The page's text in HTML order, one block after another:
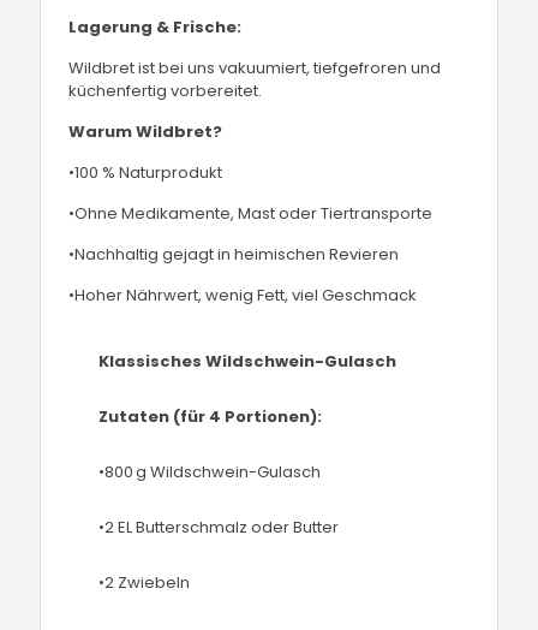
Lagerung & Frische:
Wildbret ist bei uns vakuumiert, tiefgefroren und
küchenfertig vorbereitet.
Warum Wildbret?
•100 % Naturprodukt
•Ohne Medikamente, Mast oder Tiertransporte
•Nachhaltig gejagt in heimischen Revieren
•Hoher Nährwert, wenig Fett, viel Geschmack
Klassisches Wildschwein-Gulasch
Zutaten (für 4 Portionen):
•800 g Wildschwein-Gulasch
•2 EL Butterschmalz oder Butter
•2 Zwiebeln